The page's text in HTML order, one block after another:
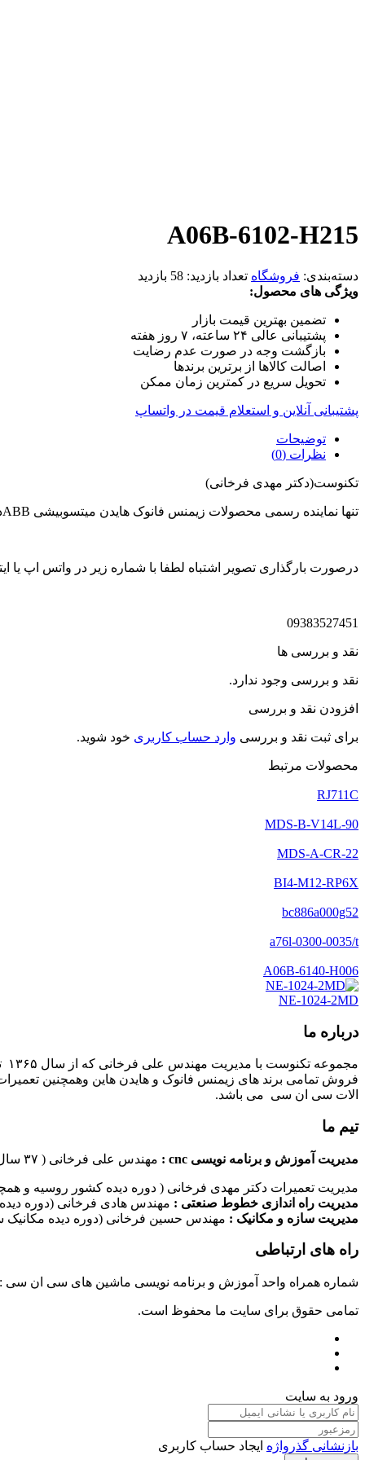
A06B-6102-H215
دسته‌بندی: فروشگاه تعداد بازدید: 58 بازدید
ویژگی های محصول:
تضمین بهترین قیمت بازار
پشتیبانی عالی ۲۴ ساعته، ۷ روز هفته
بازگشت وجه در صورت عدم رضایت
اصالت کالاها از برترین برندها
تحویل سریع در کمترین زمان ممکن
پشتیبانی آنلاین و استعلام قیمت در واتساپ
توضیحات
نظرات (0)
تکنوست(دکتر مهدی فرخانی)
تنها نماینده رسمی محصولات زیمنس فانوک هایدن میتسوبیشی ABBدر ایران
درصورت بارگذاری تصویر اشتباه لطفا با شماره زیر در واتس اپ یا
09383527451
نقد و بررسی ها
نقد و بررسی وجود ندارد.
افزودن نقد و بررسی
برای ثبت نقد و بررسی وارد حساب کاربری خود شوید.
محصولات مرتبط
RJ711C
MDS-B-V14L-90
MDS-A-CR-22
BI4-M12-RP6X
bc886a000g52
a76l-0300-0035/t
A06B-6140-H006
NE-1024-2MD
درباره ما
فروش تمامی برند های زیمنس فانوک و هایدن هاین وهمچنین
الات سی ان سی می باشد.
تیم ما
مدیریت آموزش و برنامه نویسی cnc : مهندس علی فرخانی ( ۳۷ سال سابقه کاری در امر برنامه نویسی ماشین های سی ان سی)
مدیریت تعمیرات دکتر مهدی فرخانی ( دوره دیده کشور روسیه و
مدیریت راه اندازی خطوط صنعتی : مهندس هادی فرخانی (دوره
مدیریت سازه و مکانیک : مهندس حسین فرخانی (دوره دیده مکانیک
راه های ارتباطی
شماره همراه واحد آموزش و برنامه نویسی ماشین های سی ان سی : ۰۹۱۲۴۰۹۶۱۷۹ شماره همراه واحد راه اندازی خطوط ماشین آلات صنعتی : ۰۹۱۰۱۹۹۷۴۷۰ شماره همراه واحد تعمیرات : ۰۹۳۸۳۵۲۷۴۵۱
تمامی حقوق برای سایت ما محفوظ است.
ورود به سایت
بازنشانی گذرواژه ایجاد حساب کاربری